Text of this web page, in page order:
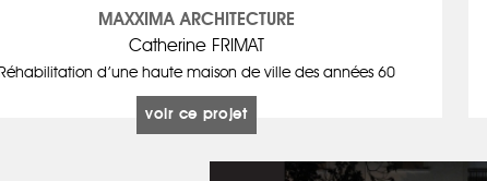
MAXXIMA ARCHITECTURE
Catherine FRIMAT
Réhabilitation d’une haute maison de ville des années 60
voir ce projet